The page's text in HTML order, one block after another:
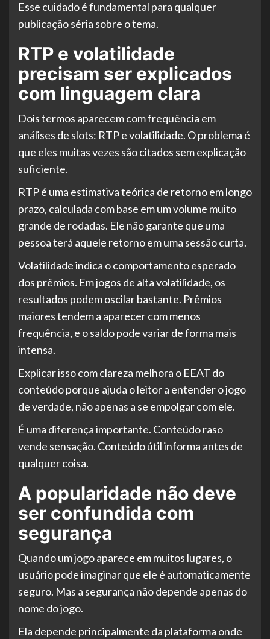
Esse cuidado é fundamental para qualquer
publicação séria sobre o tema.
RTP e volatilidade
precisam ser explicados
com linguagem clara
Dois termos aparecem com frequência em
análises de slots: RTP e volatilidade. O problema é
que eles muitas vezes são citados sem explicação
suficiente.
RTP é uma estimativa teórica de retorno em longo
prazo, calculada com base em um volume muito
grande de rodadas. Ele não garante que uma
pessoa terá aquele retorno em uma sessão curta.
Volatilidade indica o comportamento esperado
dos prêmios. Em jogos de alta volatilidade, os
resultados podem oscilar bastante. Prêmios
maiores tendem a aparecer com menos
frequência, e o saldo pode variar de forma mais
intensa.
Explicar isso com clareza melhora o EEAT do
conteúdo porque ajuda o leitor a entender o jogo
de verdade, não apenas a se empolgar com ele.
É uma diferença importante. Conteúdo raso
vende sensação. Conteúdo útil informa antes de
qualquer coisa.
A popularidade não deve
ser confundida com
segurança
Quando um jogo aparece em muitos lugares, o
usuário pode imaginar que ele é automaticamente
seguro. Mas a segurança não depende apenas do
nome do jogo.
Ela depende principalmente da plataforma onde